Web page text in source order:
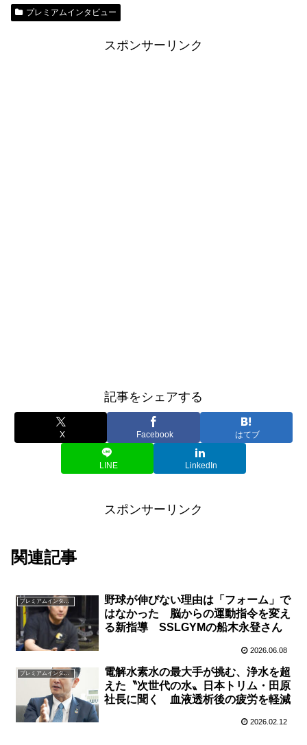
プレミアムインタビュー
スポンサーリンク
記事をシェアする
X Facebook はてブ
LINE LinkedIn
スポンサーリンク
関連記事
プレミアムインタビュー
野球が伸びない理由は「フォーム」で
はなかった 脳からの運動指令を変え
る新指導 SSLGYMの船木永登さん
2026.06.08
プレミアムインタビュー
電解水素水の最大手が挑む、浄水を超
えた〝次世代の水〟日本トリム・田原
社長に聞く 血液透析後の疲労を軽減
2026.02.12